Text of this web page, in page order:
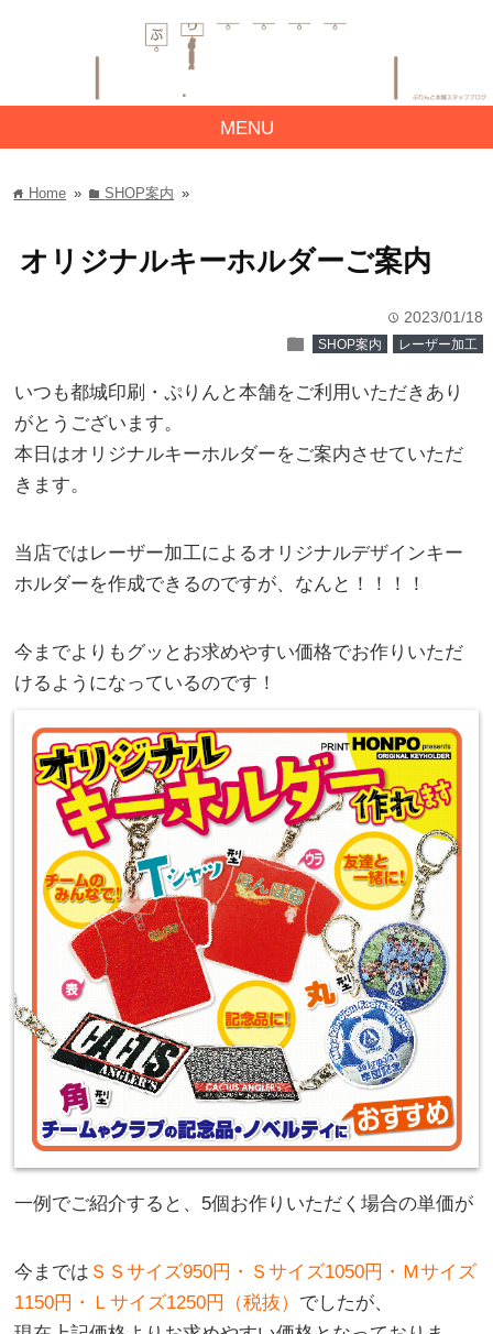
MENU
home Home » folderSHOP案内 »
オリジナルキーホルダーご案内
time 2023/01/18
folder SHOP案内 レーザー加工
いつも都城印刷・ぷりんと本舗をご利用いただきあり
がとうございます。
本日はオリジナルキーホルダーをご案内させていただ
きます。
当店ではレーザー加工によるオリジナルデザインキー
ホルダーを作成できるのですが、なんと！！！！
今までよりもグッとお求めやすい価格でお作りいただ
けるようになっているのです！
一例でご紹介すると、5個お作りいただく場合の単価が
今までは ＳＳサイズ950円・Ｓサイズ1050円・Ｍサイズ
1150円・Ｌサイズ1250円（税抜） でしたが、